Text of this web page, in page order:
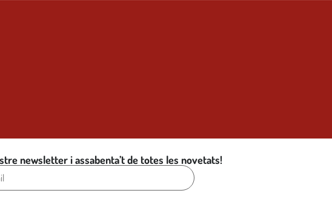
newsletter i assabenta’t de totes les novetats!